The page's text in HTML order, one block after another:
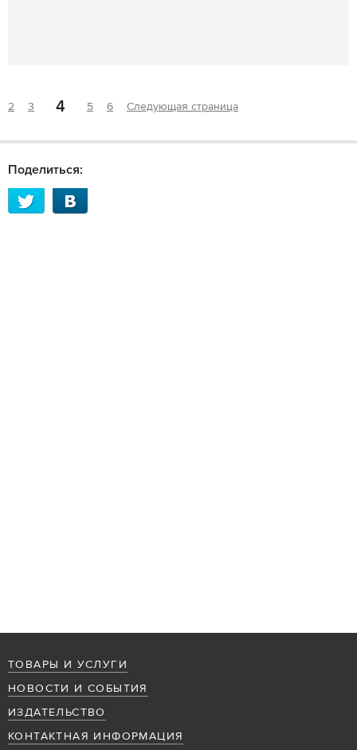
2 3 4 5 6 Следующая страница
Поделиться:
ТОВАРЫ И УСЛУГИ
НОВОСТИ И СОБЫТИЯ
ИЗДАТЕЛЬСТВО
КОНТАКТНАЯ ИНФОРМАЦИЯ